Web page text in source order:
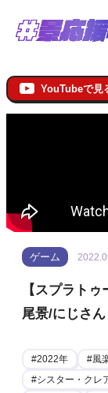
YouTubeで見
ゲーム
【スプラト
尾景/にじさん
2022年 風
シスター・クレ